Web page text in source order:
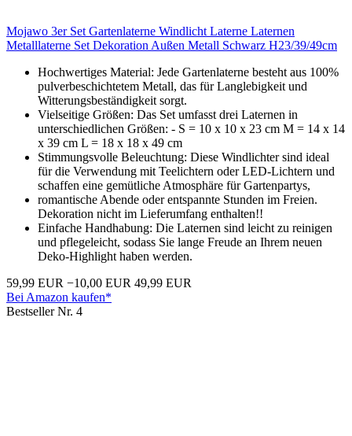
Mojawo 3er Set Gartenlaterne Windlicht Laterne Laternen
Metalllaterne Set Dekoration Außen Metall Schwarz H23/39/49cm
Hochwertiges Material: Jede Gartenlaterne besteht aus 100%
pulverbeschichtetem Metall, das für Langlebigkeit und
Witterungsbeständigkeit sorgt.
Vielseitige Größen: Das Set umfasst drei Laternen in
unterschiedlichen Größen: - S = 10 x 10 x 23 cm M = 14 x 14
x 39 cm L = 18 x 18 x 49 cm
Stimmungsvolle Beleuchtung: Diese Windlichter sind ideal
für die Verwendung mit Teelichtern oder LED-Lichtern und
schaffen eine gemütliche Atmosphäre für Gartenpartys,
romantische Abende oder entspannte Stunden im Freien.
Dekoration nicht im Lieferumfang enthalten!!
Einfache Handhabung: Die Laternen sind leicht zu reinigen
und pflegeleicht, sodass Sie lange Freude an Ihrem neuen
Deko-Highlight haben werden.
59,99 EUR −10,00 EUR 49,99 EUR
Bei Amazon kaufen*
Bestseller Nr. 4